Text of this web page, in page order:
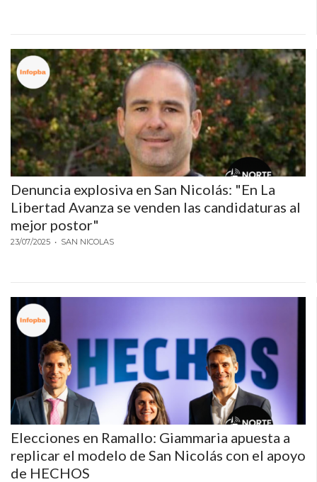
Denuncia explosiva en San Nicolás: "En La
Libertad Avanza se venden las candidaturas al
mejor postor"
23/07/2025 • SAN NICOLAS
Elecciones en Ramallo: Giammaria apuesta a
replicar el modelo de San Nicolás con el apoyo
de HECHOS